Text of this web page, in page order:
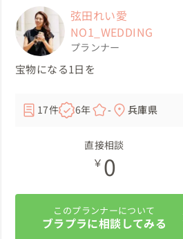
弦田れい愛
NO1_WEDDING
プランナー
宝物になる1日を
17件 6年 - 兵庫県
直接相談
￥ 0
このプランナーについて
ブラプラに相談してみる